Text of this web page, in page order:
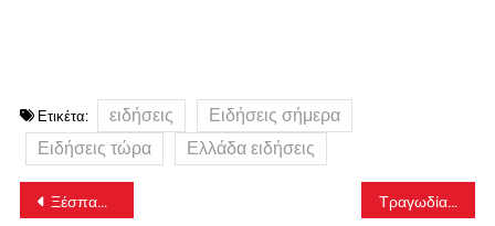
Ετικέτα: ειδήσεις
Ειδήσεις σήμερα
Ειδήσεις τώρα
Ελλάδα ειδήσεις
Πλοήγηση
άρθρων
Ξέσπασε φωτιά σε αγροτοδασική έκταση στα Μέθανα Τραγωδία στο Ηράκλειο: Νεκρός ο 55χρονος μοτοσυκλετιστής που νοσηλευόταν στην Εντατική με εκτεταμένα εγκαύματα